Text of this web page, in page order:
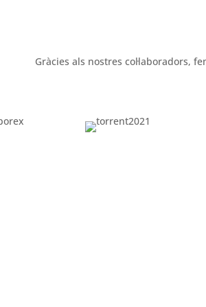
Gràcies als nostres col·laboradors,